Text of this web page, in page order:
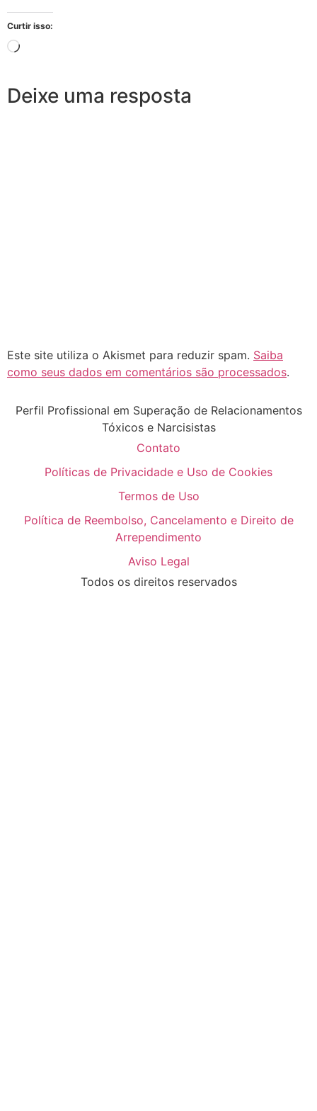
Curtir isso:
Deixe uma resposta
Este site utiliza o Akismet para reduzir spam. Saiba
como seus dados em comentários são processados.
Perfil Profissional em Superação de Relacionamentos
Tóxicos e Narcisistas
Contato
Políticas de Privacidade e Uso de Cookies
Termos de Uso
Política de Reembolso, Cancelamento e Direito de
Arrependimento
Aviso Legal
Todos os direitos reservados